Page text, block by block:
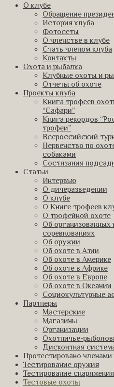
О клубе
Обращение
История клуба
Фотосеты
О членстве в клубе
Стать членом клуба
Контакты
Охота и рыбалка
Клубные охоты и
Отчеты об охоте
Проекты клуба
Книга трофеев
“Сафари”
Книга рекордов
трофеи”
Всероссийский
Первенство по
собаками
Состязания
Статьи
Интервью
О дичеразведении
О клубе
О Книге трофеев
О трофейной охоте
Об организованных
соревнованиях
Об оружии
Об охоте в Азии
Об охоте в Америке
Об охоте в Африке
Об охоте в Европе
Об охоте в Океании
Социокультурные
Партнеры
Мастерские
Магазины
Организации
Охотничье-
Дисконтная
Протестировано членами
Тестирование оружия
Тестирование снаряжения
Тестовые охоты